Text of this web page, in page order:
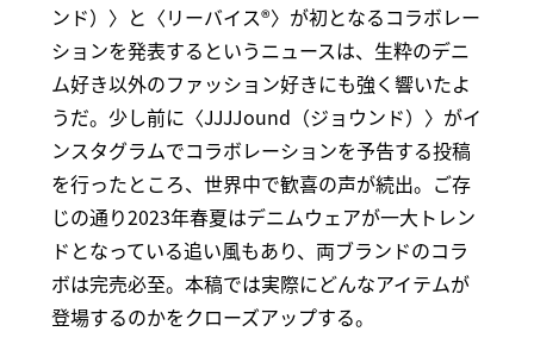
ンド）〉と〈リーバイス®〉が初となるコラボレー
ションを発表するというニュースは、生粋のデニ
ム好き以外のファッション好きにも強く響いたよ
うだ。少し前に〈JJJJound（ジョウンド）〉がイ
ンスタグラムでコラボレーションを予告する投稿
を行ったところ、世界中で歓喜の声が続出。ご存
じの通り2023年春夏はデニムウェアが一大トレン
ドとなっている追い風もあり、両ブランドのコラ
ボは完売必至。本稿では実際にどんなアイテムが
登場するのかをクローズアップする。